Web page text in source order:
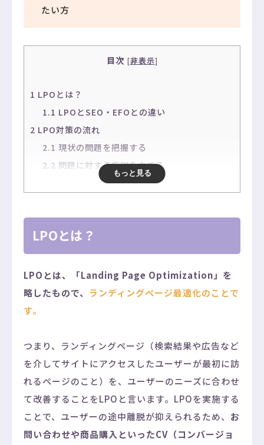
たい方
目次 [非表示]
1 LPOとは？
1.1 LPOとSEO・EFOとの違い
2 LPO対策の流れ
2.1 現状の問題を把握する
2.2 問題に対する仮説を立てる
KPIを設定する
2.5PDCAを回す
LPO対策の方法
3.1魅力的なファーストビューにする
3.2ターゲット層にあうデザインにする
3.3サイトの動線を適切に変える
もっと見る
LPOとは？
LPOとは、「Landing Page Optimization」を
略したもので、 ランディングページ最適化のことで
す。
つまり、ランディングページ（検索結果や広告など
を介してサイトにアクセスしたユーザーが最初に訪
れるページのこと）を、ユーザーのニーズに合わせ
て改善することをLPOと言います。LPOを実施する
ことで、ユーザーの途中離脱が抑えられるため、 お
問い合わせや商品購入といったCV（コンバージョ